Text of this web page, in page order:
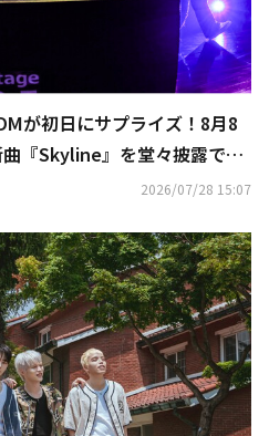
が初日にサプライズ！8月8
『Skyline』を堂々披露で歓
ブ
2026/07/28 15:07